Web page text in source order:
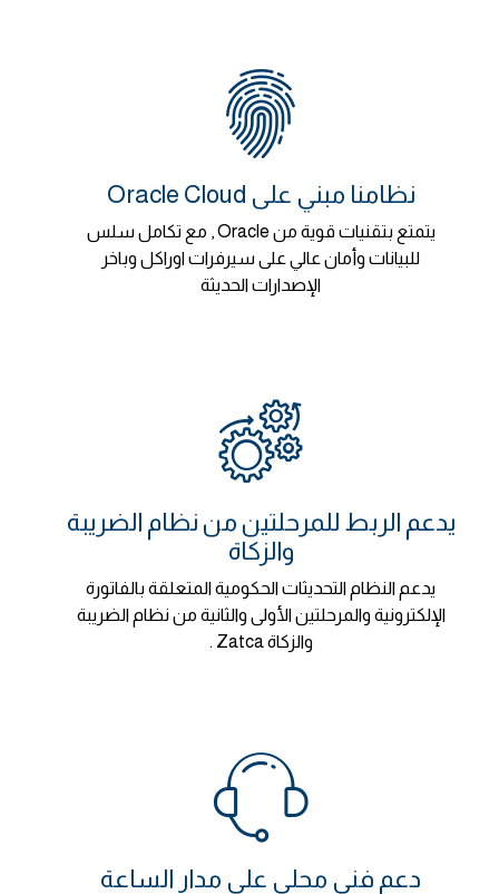
نظامنا مبني على Oracle Cloud
يتمتع بتقنيات قوية من Oracle , مع تكامل سلس
للبيانات وأمان عالي على سيرفرات اوراكل وباخر
الإصدارات الحديثة
يدعم الربط للمرحلتين من نظام الضريبة
والزكاة
يدعم النظام التحديثات الحكومية المتعلقة بالفاتورة
الإلكترونية والمرحلتين الأولى والثانية من نظام الضريبة
والزكاة Zatca .
دعم فني محلي على مدار الساعة